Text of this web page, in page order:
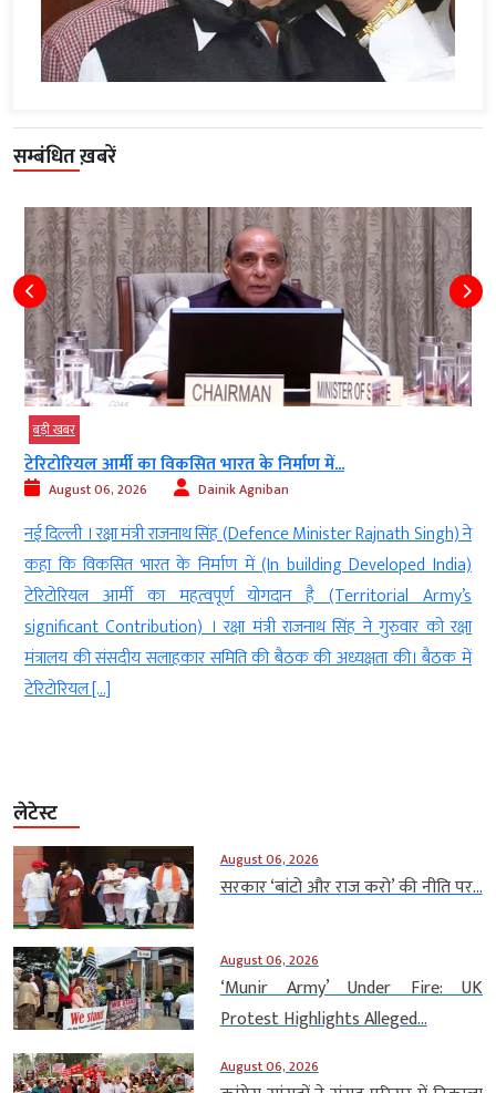
सम्बंधित ख़बरें
बड़ी खबर
टेरिटोरियल आर्मी का विकसित भारत के निर्माण में...
August 06, 2026 Dainik Agniban
नई दिल्ली । रक्षा मंत्री राजनाथ सिंह (Defence Minister Rajnath Singh) ने
कहा कि विकसित भारत के निर्माण में (In building Developed India)
टेरिटोरियल आर्मी का महत्वपूर्ण योगदान है (Territorial Army’s
significant Contribution) । रक्षा मंत्री राजनाथ सिंह ने गुरुवार को रक्षा
मंत्रालय की संसदीय सलाहकार समिति की बैठक की अध्यक्षता की। बैठक में
टेरिटोरियल […]
लेटेस्ट
August 06, 2026
सरकार ‘बांटो और राज करो’ की नीति पर...
August 06, 2026
‘Munir Army’ Under Fire: UK
Protest Highlights Alleged...
August 06, 2026